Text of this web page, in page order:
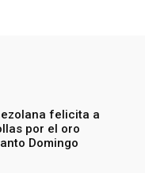
felicita a
por el oro
Domingo